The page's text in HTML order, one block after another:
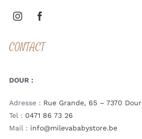
CONTACT
DOUR :
Adresse : Rue Grande, 65 – 7370 Dour
Tel : 0471 86 73 26
Mail : info@milevababystore.be